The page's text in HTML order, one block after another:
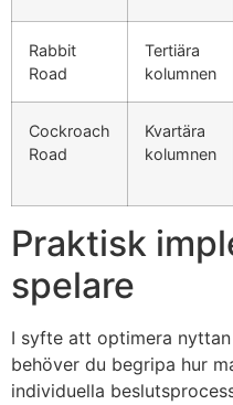
satın al
Panel
Panel
Panel
Panel
Panel
Panel
Panel
Panel
Rabbit
Road
Tertiära
kolumnen
Cockroach
Road
Kvartära
kolumnen
Praktisk
spelare
I syfte att optimera
behöver du begripa hur
individuella